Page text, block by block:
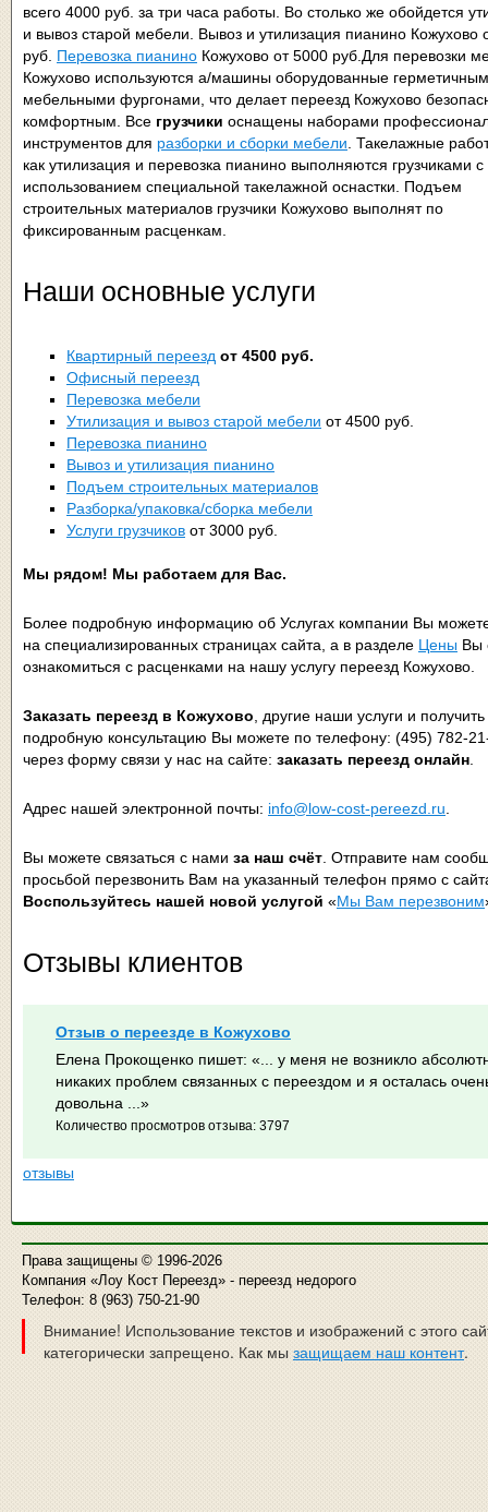
всего 4000 руб. за три часа работы. Во столько же обойдется
и вывоз старой мебели. Вывоз и утилизация пианино Кожухово
руб. Перевозка пианино Кожухово от 5000 руб.Для перевозки
Кожухово используются а/машины оборудованные
мебельными фургонами, что делает переезд Кожухово
комфортным. Все грузчики оснащены наборами
инструментов для разборки и сборки мебели . Такелажные
как утилизация и перевозка пианино выполняются грузчиками с
использованием специальной такелажной оснастки. Подъем
строительных материалов грузчики Кожухово выполнят по
фиксированным расценкам.
Наши основные услуги
Квартирный переезд от 4500 руб.
Офисный переезд
Перевозка мебели
Утилизация и вывоз старой мебели от 4500 руб.
Перевозка пианино
Вывоз и утилизация пианино
Подъем строительных материалов
Разборка/упаковка/сборка мебели
Услуги грузчиков от 3000 руб.
Мы рядом! Мы работаем для Вас.
Более подробную информацию об Услугах компании Вы
на специализированных страницах сайта, а в разделе Цены Вы
ознакомиться с расценками на нашу услугу переезд Кожухово.
Заказать переезд в Кожухово , другие наши услуги и получить
подробную консультацию Вы можете по телефону: (495) 782-
через форму связи у нас на сайте: заказать переезд онлайн
Адрес нашей электронной почты: info@low-cost-pereezd.ru
Вы можете связаться с нами за наш счёт . Отправите нам
просьбой перезвонить Вам на указанный телефон прямо с
Воспользуйтесь нашей новой услугой «Мы Вам перезвоним
Отзывы клиентов
Отзыв о переезде в Кожухово
Елена Прокощенко пишет: «... у меня не возникло
никаких проблем связанных с переездом и я осталась
довольна ...»
Количество просмотров отзыва: 3797
отзывы
Права защищены © 1996-2026
Компания «Лоу Кост Переезд» - переезд недорого
Телефон: 8 (963) 750-21-90
Внимание! Использование текстов и изображений с этого
категорически запрещено. Как мы защищаем наш контент.